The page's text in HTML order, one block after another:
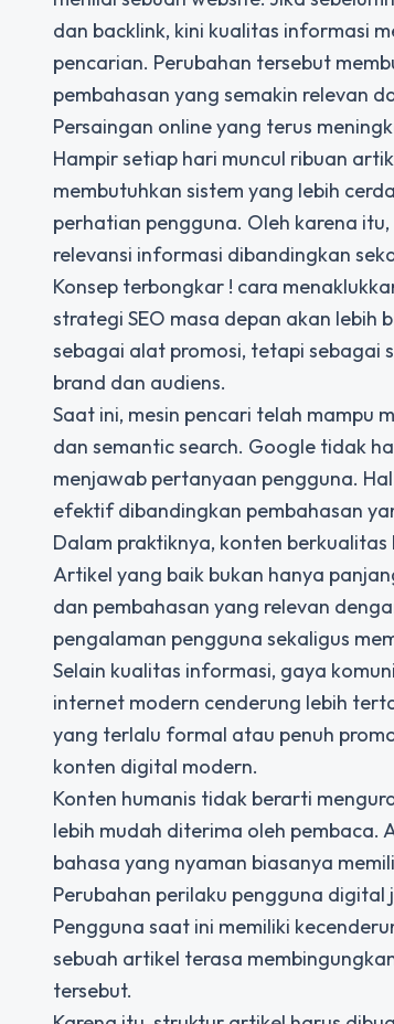
dan backlink, kini kualitas informasi
pencarian. Perubahan tersebut
pembahasan yang semakin relevan
Persaingan online yang terus
Hampir setiap hari muncul ribuan
membutuhkan sistem yang lebih
perhatian pengguna. Oleh karena
relevansi informasi dibandingkan
Konsep terbongkar ! cara
strategi SEO masa depan akan
sebagai alat promosi, tetapi sebagai
brand dan audiens.
Saat ini, mesin pencari telah mampu
dan semantic search. Google tidak
menjawab pertanyaan pengguna.
efektif dibandingkan pembahasan
Dalam praktiknya, konten
Artikel yang baik bukan hanya
dan pembahasan yang relevan
pengalaman pengguna sekaligus
Selain kualitas informasi, gaya
internet modern cenderung lebih
yang terlalu formal atau penuh
konten digital modern.
Konten humanis tidak berarti
lebih mudah diterima oleh
bahasa yang nyaman biasanya
Perubahan perilaku pengguna
Pengguna saat ini memiliki
sebuah artikel terasa
tersebut.